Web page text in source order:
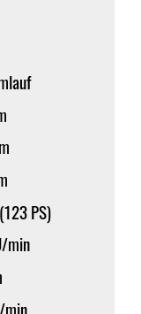
PS)
min
min